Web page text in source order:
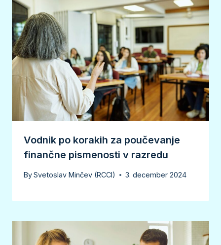
Vodnik po korakih za poučevanje
finančne pismenosti v razredu
BySvetoslav Minčev (RCCI) 3. december 2024